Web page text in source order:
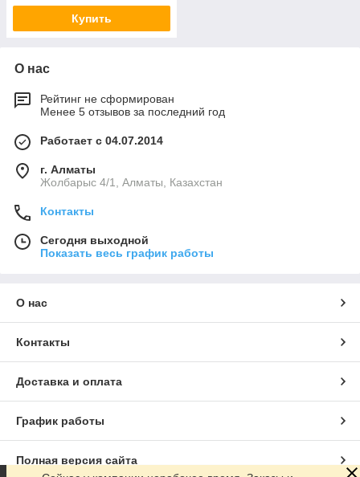
Купить
О нас
Рейтинг не сформирован
Менее 5 отзывов за последний год
Работает с 04.07.2014
г. Алматы
Жолбарыс 4/1, Алматы, Казахстан
Контакты
Сегодня выходной
Показать весь график работы
О нас
Контакты
Доставка и оплата
График работы
Полная версия сайта